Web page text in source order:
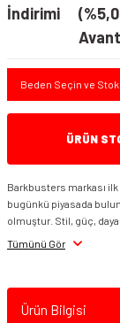
İndirimi
Beden Seçin ve Stok
ÜRÜN
Barkbusters markası ilk
bugünkü piyasada
olmuştur. Stil, güç,
Tümünü Gör
Ürün Bilgisi